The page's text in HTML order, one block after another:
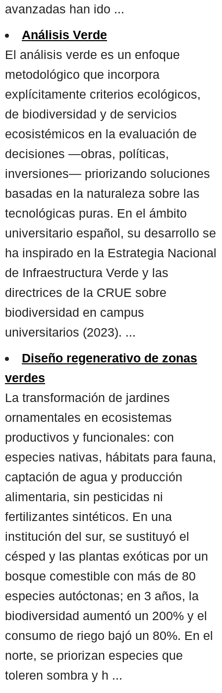
avanzadas han ido ...
Análisis Verde
El análisis verde es un enfoque
metodológico que incorpora
explícitamente criterios ecológicos,
de biodiversidad y de servicios
ecosistémicos en la evaluación de
decisiones —obras, políticas,
inversiones— priorizando soluciones
basadas en la naturaleza sobre las
tecnológicas puras. En el ámbito
universitario español, su desarrollo se
ha inspirado en la Estrategia Nacional
de Infraestructura Verde y las
directrices de la CRUE sobre
biodiversidad en campus
universitarios (2023). ...
Diseño regenerativo de zonas
verdes
La transformación de jardines
ornamentales en ecosistemas
productivos y funcionales: con
especies nativas, hábitats para fauna,
captación de agua y producción
alimentaria, sin pesticidas ni
fertilizantes sintéticos. En una
institución del sur, se sustituyó el
césped y las plantas exóticas por un
bosque comestible con más de 80
especies autóctonas; en 3 años, la
biodiversidad aumentó un 200% y el
consumo de riego bajó un 80%. En el
norte, se priorizan especies que
toleren sombra y h ...